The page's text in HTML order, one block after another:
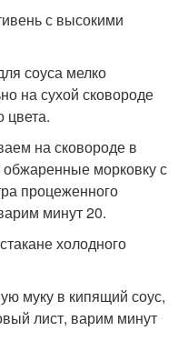
с высокими
соуса мелко
на сухой сковороде
цвета.
на сковороде в
морковку с
процеженного
минут 20.
холодного
муку в кипящий соус,
лист, варим минут